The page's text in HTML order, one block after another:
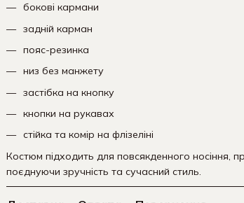
бокові кармани
задній карман
пояс-резинка
низ без манжету
застібка на кнопку
кнопки на рукавах
стійка та комір на флізеліні
Костюм підходить для повсякденного носіння,
поєднуючи зручність та сучасний стиль.